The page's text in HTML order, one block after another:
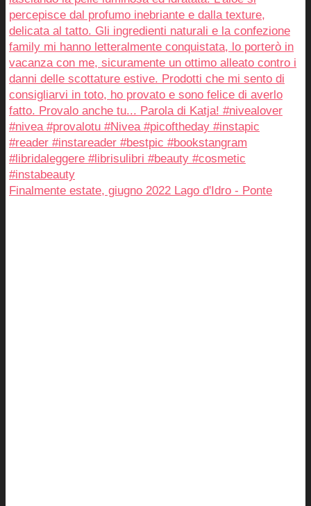
Finalmente estate, giugno 2022 Lago d'Idro - Ponte